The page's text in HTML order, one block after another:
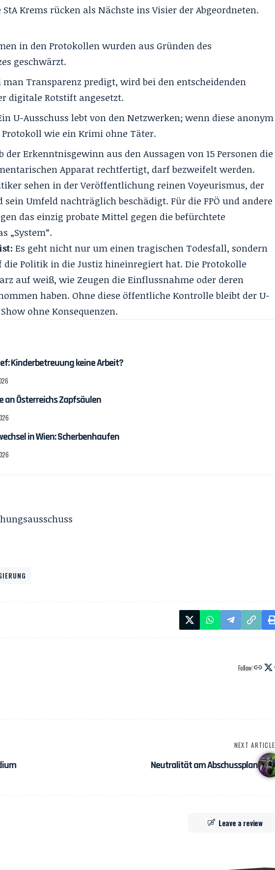
StA Krems rücken als Nächste ins Visier der Abgeordneten.
in den Protokollen wurden aus Gründen des
geschwärzt.
Transparenz predigt, wird bei den entscheidenden
digitale Rotstift angesetzt.
U-Ausschuss lebt von den Netzwerken; wenn diese anonym
wie ein Krimi ohne Täter.
der Erkenntnisgewinn aus den Aussagen von 15 Personen die
Apparat rechtfertigt, darf bezweifelt werden.
sehen in der Veröffentlichung reinen Voyeurismus, der
sein Umfeld nachträglich beschädigt. Für die FPÖ und andere
das einzig probate Mittel gegen die befürchtete
„System“.
Es geht nicht nur um einen tragischen Todesfall, sondern
die Politik in die Justiz hineinregiert hat. Die Protokolle
auf weiß, wie Zeugen die Einflussnahme oder deren
haben. Ohne diese öffentliche Kontrolle bleibt der U-
ohne Konsequenzen.
Kinderbetreuung keine Arbeit?
an Österreichs Zapfsäulen
in Wien: Scherbenhaufen
Follow:
NEXT ARTICLE
Neutralität am Abschussplan
Leave a review